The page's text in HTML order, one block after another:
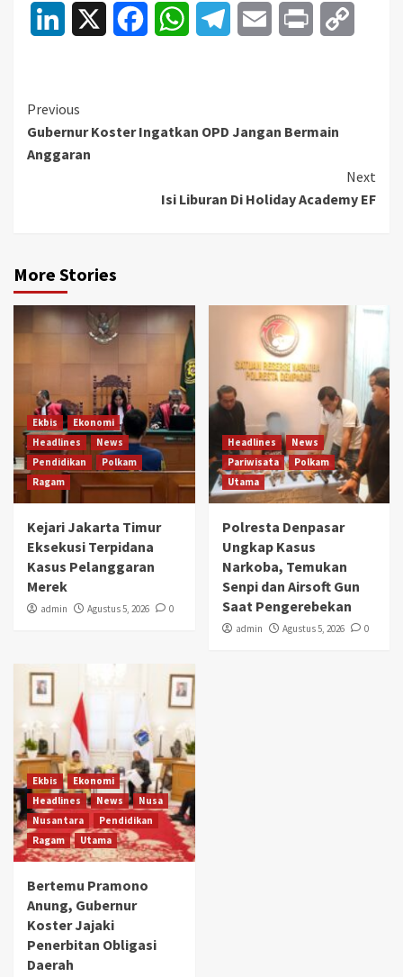
LinkedIn FacebookWhatsAppTelegramEmail Print
Continue
Reading
Previous
Gubernur Koster Ingatkan OPD Jangan Bermain
Anggaran
Next
Isi Liburan Di Holiday Academy EF
More Stories
Ekbis
Ekonomi
Headlines
News
Pendidikan
Polkam
Ragam
Kejari Jakarta Timur
Eksekusi Terpidana
Kasus Pelanggaran
Merek
admin Agustus 5, 2026 0
Headlines
News
Pariwisata
Polkam
Utama
Polresta Denpasar
Ungkap Kasus
Narkoba, Temukan
Senpi dan Airsoft Gun
Saat Pengerebekan
admin Agustus 5, 2026 0
Ekbis
Ekonomi
Headlines
News
Nusa
Nusantara
Pendidikan
Ragam
Utama
Bertemu Pramono
Anung, Gubernur
Koster Jajaki
Penerbitan Obligasi
Daerah